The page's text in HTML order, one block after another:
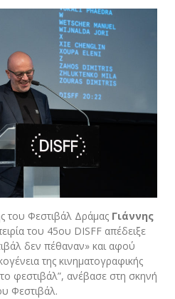
του Φεστιβάλ Δράμας Γιάννης
του 45ου DISFF απέδειξε
δεν πέθαναν» και αφού
της κινηματογραφικής
φεστιβάλ”, ανέβασε στη σκηνή
Φεστιβάλ.